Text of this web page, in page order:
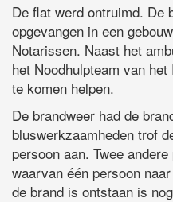
De flat werd ontruimd. De
opgevangen in een
Notarissen. Naast het
het Noodhulpteam van
te komen helpen.
De brandweer had de
bluswerkzaamheden trof
persoon aan. Twee
waarvan één persoon
de brand is ontstaan is